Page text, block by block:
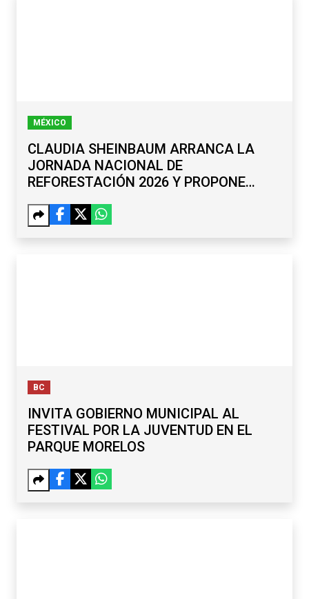
MÉXICO
CLAUDIA SHEINBAUM ARRANCA LA
JORNADA NACIONAL DE
REFORESTACIÓN 2026 Y PROPONE
BC
INVITA GOBIERNO MUNICIPAL AL
FESTIVAL POR LA JUVENTUD EN EL
PARQUE MORELOS